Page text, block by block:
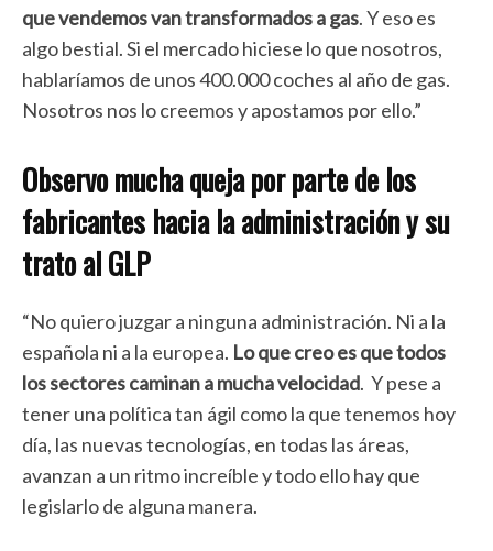
que vendemos van transformados a gas. Y eso es
algo bestial. Si el mercado hiciese lo que nosotros,
hablaríamos de unos 400.000 coches al año de gas.
Nosotros nos lo creemos y apostamos por ello.”
Observo mucha queja por parte de los
fabricantes hacia la administración y su
trato al GLP
“No quiero juzgar a ninguna administración. Ni a la
española ni a la europea. Lo que creo es que todos
los sectores caminan a mucha velocidad. Y pese a
tener una política tan ágil como la que tenemos hoy
día, las nuevas tecnologías, en todas las áreas,
avanzan a un ritmo increíble y todo ello hay que
legislarlo de alguna manera.